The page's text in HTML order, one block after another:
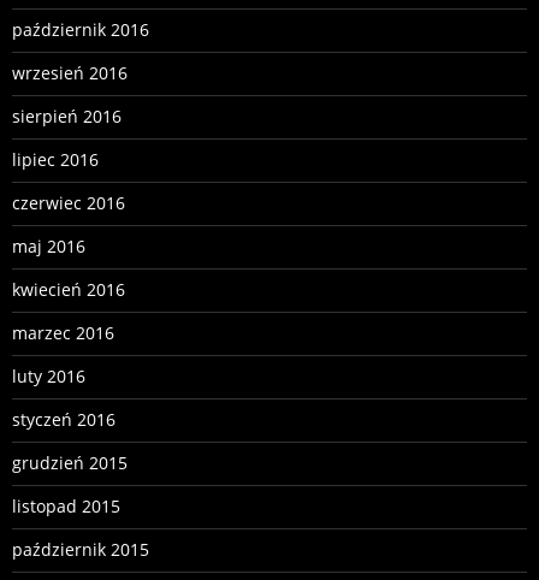
październik 2016
wrzesień 2016
sierpień 2016
lipiec 2016
czerwiec 2016
maj 2016
kwiecień 2016
marzec 2016
luty 2016
styczeń 2016
grudzień 2015
listopad 2015
październik 2015